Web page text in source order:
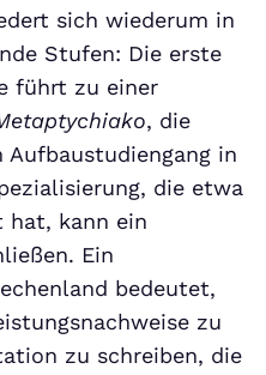
sich wiederum in
Stufen: Die erste
führt zu einer
, die
in
die etwa
hat, kann ein
Ein
bedeutet,
zu
zu schreiben, die